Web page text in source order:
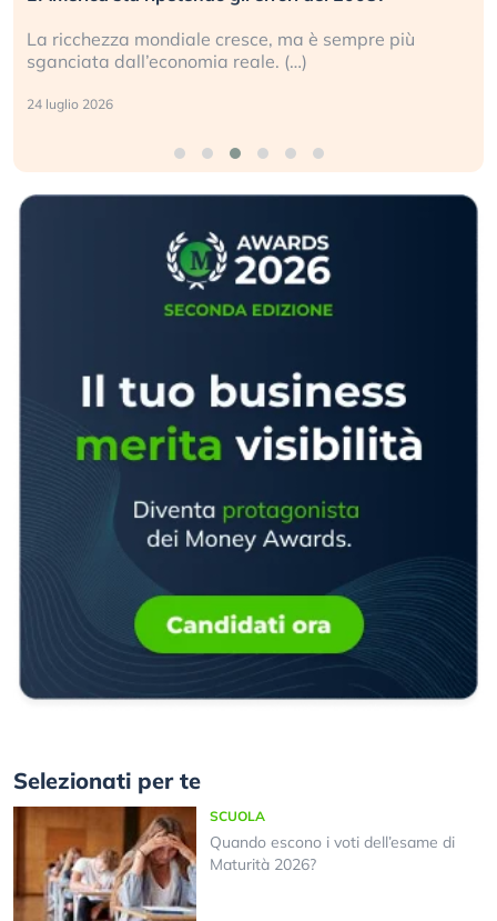
La ricchezza mondiale cresce, ma è sempre più
sganciata dall’economia reale. (…)
24 luglio 2026
Selezionati per te
SCUOLA
Quando escono i voti dell’esame di
Maturità 2026?